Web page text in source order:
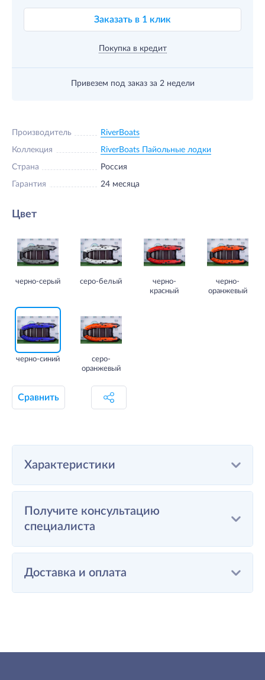
Заказать в 1 клик
Покупка в кредит
Привезем под заказ за 2 недели
Производитель RiverBoats
Коллекция RiverBoats Пайольные лодки
Страна Россия
Гарантия 24 месяца
Цвет
черно-серый серо-белый
черно-
красный
черно-
оранжевый
черно-синий
серо-
оранжевый
Сравнить
Характеристики
Получите консультацию
специалиста
Доставка и оплата